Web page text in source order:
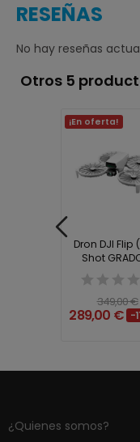
RESEÑAS
No hay reseñas
Otros 5
¡En oferta!
Dron DJI Flip
Shot
349,00 €
289,00 € -
¿Quienes somos?